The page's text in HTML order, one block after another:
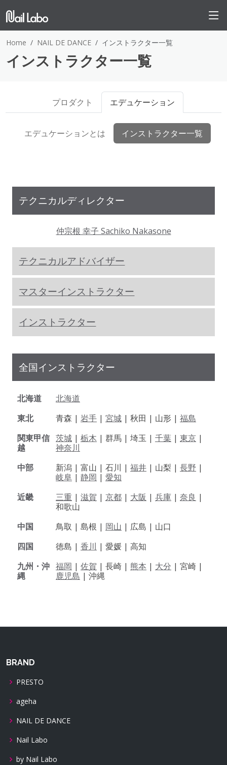
Home NAIL DE DANCE インストラクター一覧
インストラクター一覧
プロダクト エデュケーション
エデュケーションとは インストラクター一覧
テクニカルディレクター
仲宗根 幸子 Sachiko Nakasone
テクニカルアドバイザー
マスターインストラクター
インストラクター
全国インストラクター
北海道
北海道
東北
青森 | 岩手 | 宮城 | 秋田 | 山形 | 福島
関東甲信
越
茨城 | 栃木 | 群馬 | 埼玉 | 千葉 | 東京 |
神奈川
中部
新潟 | 富山 | 石川 | 福井 | 山梨 | 長野 |
岐阜 | 静岡 | 愛知
近畿
三重 | 滋賀 | 京都 | 大阪 | 兵庫 | 奈良 |
和歌山
中国
鳥取 | 島根 | 岡山 | 広島 | 山口
四国
徳島 | 香川 | 愛媛 | 高知
九州・沖
縄
福岡 | 佐賀 | 長崎 | 熊本 | 大分 | 宮崎 |
鹿児島 | 沖縄
BRAND
PRESTO
ageha
NAIL DE DANCE
Nail Labo
by Nail Labo